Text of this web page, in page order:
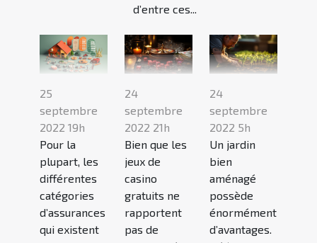
d’entre ces...
25
septembre
2022 19h
Pour la
plupart, les
différentes
catégories
d’assurances
qui existent
24
septembre
2022 21h
Bien que les
jeux de
casino
gratuits ne
rapportent
pas de
24
septembre
2022 5h
Un jardin
bien
aménagé
possède
énormément
d’avantages.